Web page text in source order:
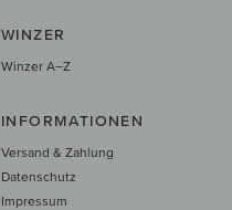
WINZER
Winzer A–Z
INFORMATIONEN
Versand & Zahlung
Datenschutz
Impressum